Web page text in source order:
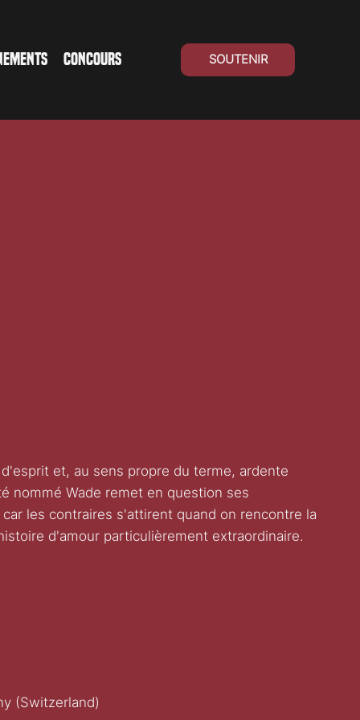
CONCOURS SOUTENIR
et, au sens propre du terme, ardente
nommé Wade remet en question ses
les contraires s'attirent quand on rencontre la
d'amour particulièrement extraordinaire.
(Switzerland)